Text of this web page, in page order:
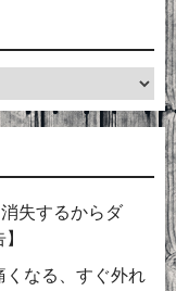
失するからダ
なる、すぐ外れ